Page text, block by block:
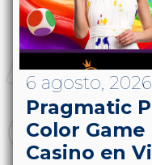
6 agosto, 2026
Pragmatic
Color
Casino en